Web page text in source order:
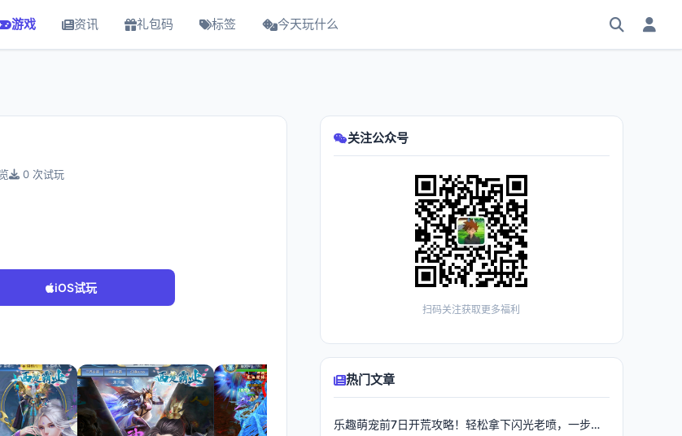
游戏 资讯 礼包码 标签 今天玩什么
0 次试玩
iOS试玩
关注公众号
扫码关注获取更多福利
热门文章
乐趣萌宠前7日开荒攻略！轻松拿下闪光老喷，一步到位